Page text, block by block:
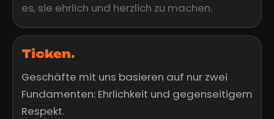
es, sie ehrlich und herzlich zu machen.
Ticken.
Geschäfte mit uns basieren auf nur zwei
Fundamenten: Ehrlichkeit und gegenseitigem
Respekt.